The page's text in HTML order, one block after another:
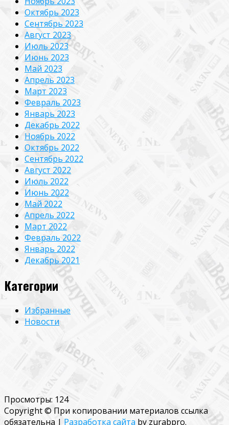
Октябрь 2023
Сентябрь 2023
Август 2023
Июль 2023
Июнь 2023
Май 2023
Апрель 2023
Март 2023
Февраль 2023
Январь 2023
Декабрь 2022
Ноябрь 2022
Октябрь 2022
Сентябрь 2022
Август 2022
Июль 2022
Июнь 2022
Май 2022
Апрель 2022
Март 2022
Февраль 2022
Январь 2022
Декабрь 2021
Категории
Избранные
Новости
Просмотры: 124
Copyright © При копировании материалов ссылка
обязательна | Разработка сайта by zurabpro.